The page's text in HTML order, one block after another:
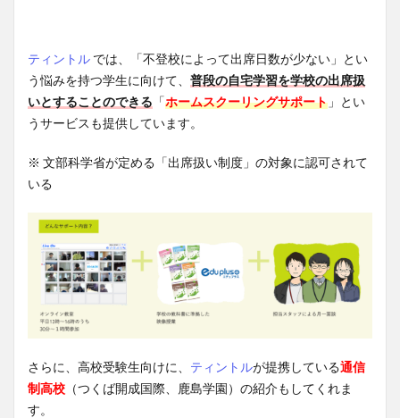
ティントル では、「不登校によって出席日数が少ない」とい
う悩みを持つ学生に向けて、 普段の自宅学習を学校の出席扱
いとすることのできる 「ホームスクーリングサポート 」とい
うサービスも提供しています。
※ 文部科学省が定める「出席扱い制度」の対象に認可されて
いる
さらに、高校受験生向けに、 ティントルが提携している通信
制高校 （つくば開成国際、鹿島学園）の紹介もしてくれま
す。